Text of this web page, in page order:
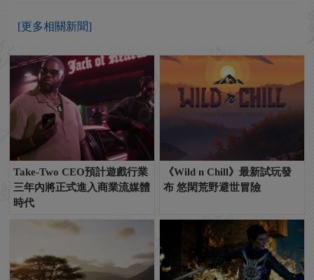
[更多相關新聞]
Take-Two CEO預計遊戲行業
三年內將正式進入商業流媒體
時代
《Wild n Chill》最新試玩發
布 悠閑荒野避世冒險